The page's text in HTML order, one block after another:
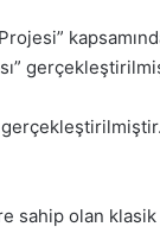
sahip olan